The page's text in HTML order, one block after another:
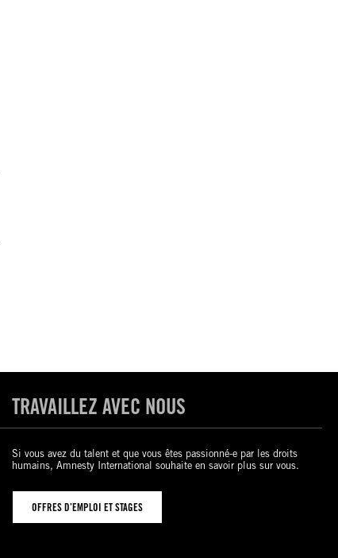
TRAVAILLEZ AVEC NOUS
Si vous avez du talent et que vous êtes passionné-e par les droits
humains, Amnesty International souhaite en savoir plus sur vous.
OFFRES D’EMPLOI ET STAGES